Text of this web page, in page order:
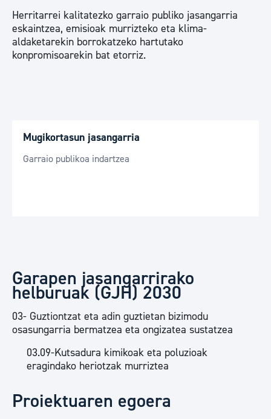
Herritarrei kalitatezko garraio publiko jasangarria
eskaintzea, emisioak murrizteko eta klima-
aldaketarekin borrokatzeko hartutako
konpromisoarekin bat etorriz.
Mugikortasun jasangarria
Garraio publikoa indartzea
Garapen jasangarrirako
helburuak (GJH) 2030
03- Guztiontzat eta adin guztietan bizimodu
osasungarria bermatzea eta ongizatea sustatzea
03.09-Kutsadura kimikoak eta poluzioak
eragindako heriotzak murriztea
Proiektuaren egoera